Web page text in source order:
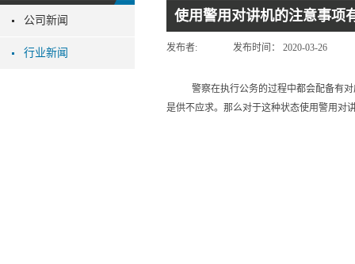
公司新闻
行业新闻
使用警用对讲机的注意事项
发布者: 发布时间： 2020-03-26
警察在执行公务的过程中都会配备有
是供不应求。那么对于这种状态使用警用对